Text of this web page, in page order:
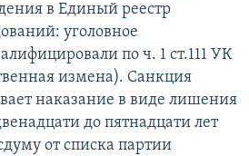
в Единый реестр
уголовное
по ч. 1 ст.111 УК
измена). Санкция
наказание в виде лишения
до пятнадцати лет
от списка партии